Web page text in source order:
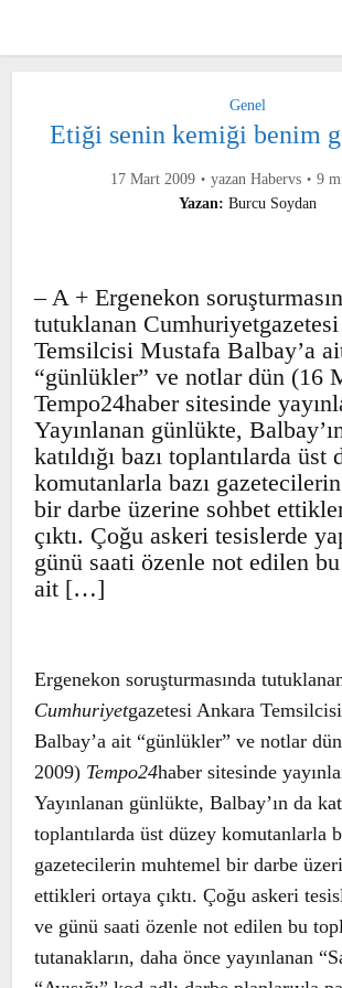
Genel
Etiği senin kemiği benim
17 Mart 2009 yazanHabervs
9
Yazan:Burcu Soydan
– A + Ergenekon
tutuklanan
Temsilcisi Mustafa Balbay’a
“günlükler” ve notlar dün
2009) Tempo24haber
yayınlandı. Yayınlanan
Balbay’ın da katıldığı bazı
üst düzey komutanlarla bazı
gazetecilerin muhtemel bir
üzerine sohbet ettikleri
Çoğu askeri tesislerde
saati özenle not edilen bu
Ergenekon soruşturmasında
Cumhuriyetgazetesi Ankara
Mustafa Balbay’a ait
dün (16 Mart 2009)Tempo24
yayınlandı. Yayınlanan
Balbay’ın da katıldığı bazı
üst düzey komutanlarla bazı
muhtemel bir darbe üzerine
ettikleri ortaya çıktı. Çoğu